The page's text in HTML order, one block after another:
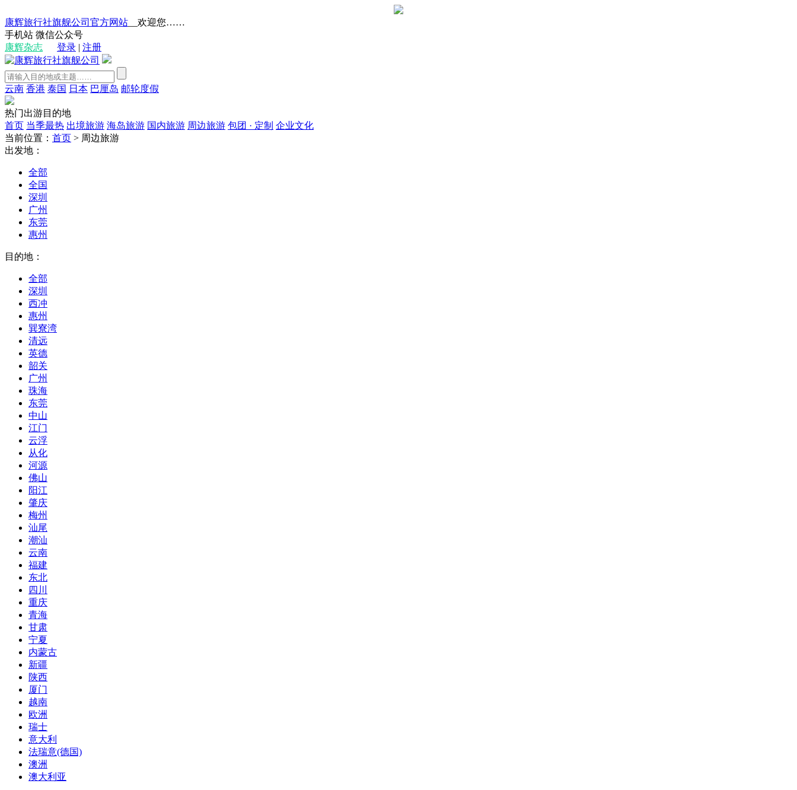
康辉旅行社旗舰公司官方网站 __欢迎您……
手机站 微信公众号
康辉杂志
登录 | 注册
云南 香港 泰国 日本 巴厘岛 邮轮度假
热门出游目的地
首页 当季最热 出境旅游 海岛旅游 国内旅游 周边旅游 包团 · 定制 企业文化
当前位置： 首页 > 周边旅游
出发地：
全部
全国
深圳
广州
东莞
惠州
目的地：
全部
深圳
西冲
惠州
巽寮湾
清远
英德
韶关
广州
珠海
东莞
中山
江门
云浮
从化
河源
佛山
阳江
肇庆
梅州
汕尾
潮汕
云南
福建
东北
四川
重庆
青海
甘肃
宁夏
内蒙古
新疆
陕西
厦门
越南
欧洲
瑞士
意大利
法瑞意(德国)
澳洲
澳大利亚